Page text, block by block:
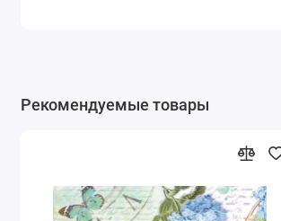
Рекомендуемые товары